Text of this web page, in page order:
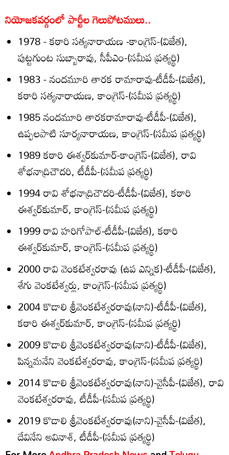
నియోజకవర్గంలో పార్టీల గెలుపోటములు..
1978 - కఠారి సత్యనారాయణ -కాంగ్రెస్‌-(విజేత),
పుట్టగుంట సుబ్బారావు, సీపీఎం-(సమీప ప్రత్యర్థి)
1983 - నందమూరి తారక రామారావు-టీడీపీ-(విజేత),
కఠారి సత్యనారాయణ, కాంగ్రెస్‌-(సమీప ప్రత్యర్థి)
1985 నందమూరి తారకరామారావు-టీడీపీ-(విజేత),
ఉప్పలపాటి సూర్యనారాయణ, కాంగ్రెస్‌-(సమీప ప్రత్యర్థి)
1989 కఠారి ఈశ్వర్‌కుమార్‌-కాంగ్రెస్‌-(విజేత), రావి
శోభనాద్రిచౌదరి, టీడీపీ-(సమీప ప్రత్యర్థి)
1994 రావి శోభనాద్రిచౌదరి-టీడీపీ-(విజేత), కఠారి
ఈశ్వర్‌కుమార్‌, కాంగ్రెస్‌-(సమీప ప్రత్యర్థి)
1999 రావి హరిగోపాల్‌-టీడీపీ-(విజేత), కఠారి
ఈశ్వర్‌కుమార్‌, కాంగ్రెస్‌-(సమీప ప్రత్యర్థి)
2000 రావి వెంకటేశ్వరరావు (ఉప ఎన్నిక)-టీడీపీ-(విజేత),
శేగు వెంకటేశ్వర్లు, కాంగ్రెస్‌-(సమీప ప్రత్యర్థి)
2004 కొడాలి శ్రీవెంకటేశ్వరరావు(నాని)-టీడీపీ-(విజేత),
కఠారి ఈశ్వర్‌కుమార్‌, కాంగ్రెస్‌-(సమీప ప్రత్యర్థి)
2009 కొడాలి శ్రీవెంకటేశ్వరరావు(నాని)-టీడీపీ-(విజేత),
పిన్నమనేని వెంకటేశ్వరరావు, కాంగ్రెస్‌-(సమీప ప్రత్యర్థి)
2014 కొడాలి శ్రీవెంకటేశ్వరరావు(నాని)-వైసీపీ-(విజేత), రావి
వెంకటేశ్వరరావు, టీడీపీ-(సమీప ప్రత్యర్థి)
2019 కొడాలి శ్రీవెంకటేశ్వరరావు(నాని)-వైసీపీ-(విజేత),
దేవినేని అవినాశ్‌, టీడీపీ-(సమీప ప్రత్యర్థి)